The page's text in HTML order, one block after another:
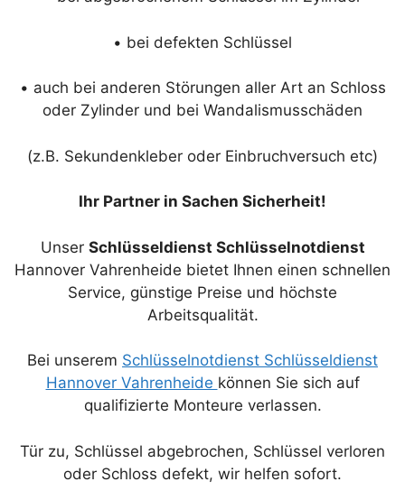
• bei defekten Schlüssel
• auch bei anderen Störungen aller Art an Schloss
oder Zylinder und bei Wandalismusschäden
(z.B. Sekundenkleber oder Einbruchversuch etc)
Ihr Partner in Sachen Sicherheit!
Unser Schlüsseldienst Schlüsselnotdienst
Hannover Vahrenheide bietet Ihnen einen schnellen
Service, günstige Preise und höchste
Arbeitsqualität.
Bei unserem Schlüsselnotdienst Schlüsseldienst
Hannover Vahrenheide können Sie sich auf
qualifizierte Monteure verlassen.
Tür zu, Schlüssel abgebrochen, Schlüssel verloren
oder Schloss defekt, wir helfen sofort.